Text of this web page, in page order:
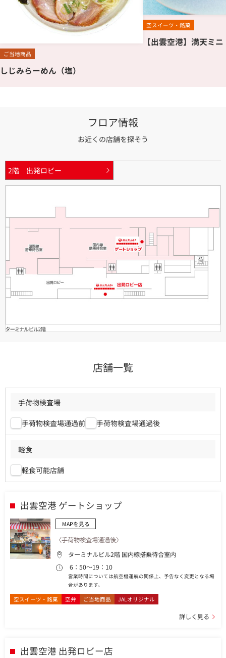
ご当地商品
しじみらーめん（塩）
空スイーツ・銘菓
【出雲空港】満天ミニ
フロア情報
お近くの店舗を探そう
2階 出発ロビー
店舗一覧
手荷物検査場
手荷物検査場通過前 手荷物検査場通過後
軽食
軽食可能店舗
出雲空港 ゲートショップ
MAPを見る
〈手荷物検査場通過後〉
ターミナルビル2階 国内線搭乗待合室内
6：50～19：10
営業時間については航空機運航の関係上、予告なく変更となる場
合があります。
空スイーツ・銘菓 空弁 ご当地商品 JALオリジナル
詳しく見る
出雲空港 出発ロビー店